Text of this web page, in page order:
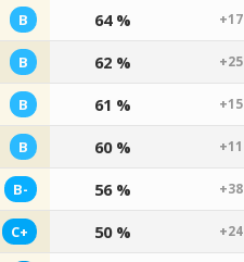
B 64 %
B 62 %
B 61 %
B 60 %
B- 56 %
C+ 50 %